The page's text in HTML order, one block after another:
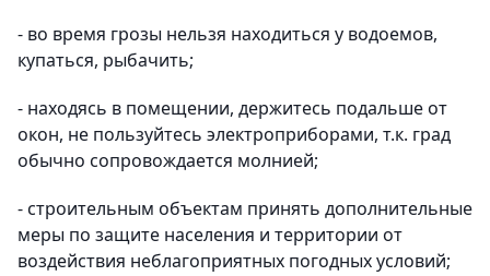
- во время грозы нельзя находиться у водоемов,
купаться, рыбачить;
- находясь в помещении, держитесь подальше от
окон, не пользуйтесь электроприборами, т.к. град
обычно сопровождается молнией;
- строительным объектам принять дополнительные
меры по защите населения и территории от
воздействия неблагоприятных погодных условий;